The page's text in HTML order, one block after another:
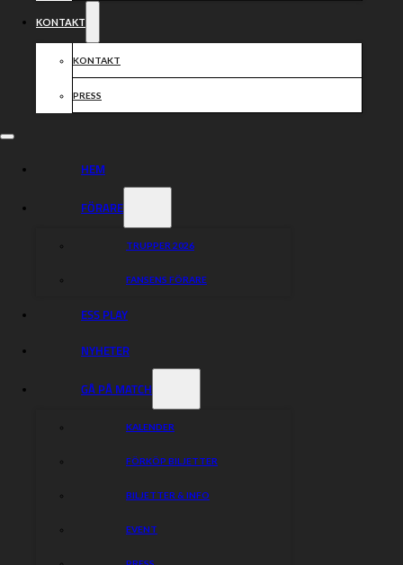
KONTAKT
KONTAKT
PRESS
HEM
FÖRARE
TRUPPER 2026
FANSENS FÖRARE
ESS PLAY
NYHETER
GÅ PÅ MATCH
KALENDER
FÖRKÖP BILJETTER
BILJETTER & INFO
EVENT
Dagsvinst nr: 1817
Extravinst nr: 601
Lucka nr 14 presenteras av:
EKERÅ AB
Utför byggarbeten i Östergötland med omnejd!
INSTAGRAM